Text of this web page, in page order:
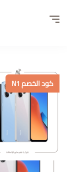
كود الخصم N1